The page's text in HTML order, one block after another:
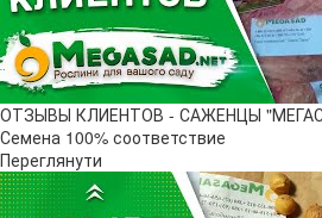
ОТЗЫВЫ КЛИЕНТОВ - САЖЕНЦЫ
Семена 100% соответствие
Переглянути